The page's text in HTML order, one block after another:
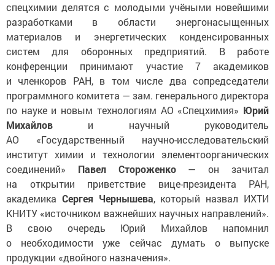
спецхимии делятся с молодыми учёными новейшими
разработками в области энергонасыщенных
материалов и энергетических конденсированных
систем для оборонных предприятий. В работе
конференции принимают участие 7 академиков
и членкоров РАН, в том числе два сопредседатели
программного комитета — зам. генерального директора
по науке и новым технологиям АО «Спецхимия» Юрий
Михайлов и научный руководитель
АО «Государственный научно-исследовательский
институт химии и технологии элементоорганических
соединений» Павел Стороженко — он зачитал
на открытии приветствие вице-президента РАН,
академика Сергея Чернышева, который назвал ИХТИ
КНИТУ «источником важнейших научных направлений».
В свою очередь Юрий Михайлов напомнил
о необходимости уже сейчас думать о выпуске
продукции «двойного назначения».